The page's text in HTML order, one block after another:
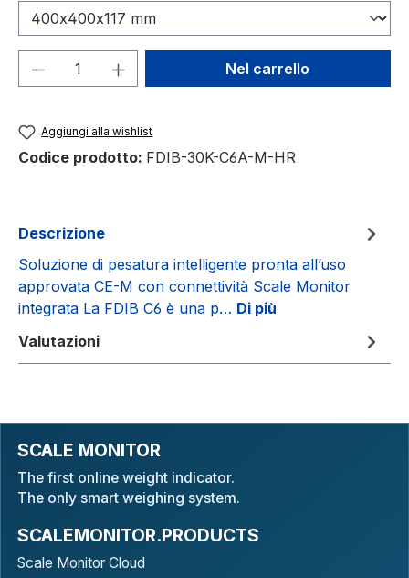
Quantità del prodotto: inserisci la
Nel carrello
Aggiungi alla wishlist
Codice prodotto: FDIB-30K-C6A-M-HR
Descrizione
Soluzione di pesatura intelligente pronta all’uso
approvata CE-M con connettività Scale Monitor
integrata La FDIB C6 è una p… Di più
Valutazioni
SCALE MONITOR
The first online weight indicator.
The only smart weighing system.
SCALEMONITOR.PRODUCTS
Scale Monitor Cloud